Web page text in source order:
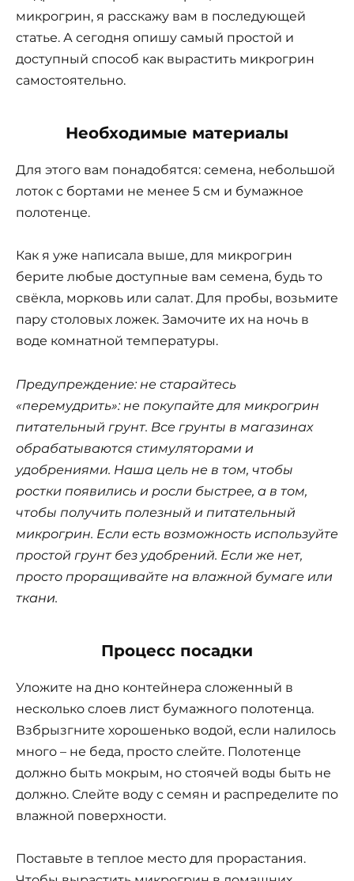
микрогрин, я расскажу вам в последующей
статье. А сегодня опишу самый простой и
доступный способ как вырастить микрогрин
самостоятельно.
Необходимые материалы
Для этого вам понадобятся: семена, небольшой
лоток с бортами не менее 5 см и бумажное
полотенце.
Как я уже написала выше, для микрогрин
берите любые доступные вам семена, будь то
свёкла, морковь или салат. Для пробы, возьмите
пару столовых ложек. Замочите их на ночь в
воде комнатной температуры.
Предупреждение: не старайтесь
«перемудрить»: не покупайте для микрогрин
питательный грунт. Все грунты в магазинах
обрабатываются стимуляторами и
удобрениями. Наша цель не в том, чтобы
ростки появились и росли быстрее, а в том,
чтобы получить полезный и питательный
микрогрин. Если есть возможность используйте
простой грунт без удобрений. Если же нет,
просто проращивайте на влажной бумаге или
ткани.
Процесс посадки
Уложите на дно контейнера сложенный в
несколько слоев лист бумажного полотенца.
Взбрызгните хорошенько водой, если налилось
много – не беда, просто слейте. Полотенце
должно быть мокрым, но стоячей воды быть не
должно. Слейте воду с семян и распределите по
влажной поверхности.
Поставьте в теплое место для прорастания.